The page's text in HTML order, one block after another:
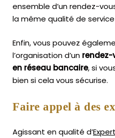
ensemble d’un rendez-
la même qualité de service
Enfin, vous pouvez
l’organisation d’un
en réseau bancaire, si
bien si cela vous sécurise.
Faire appel à des
Agissant en qualité d’